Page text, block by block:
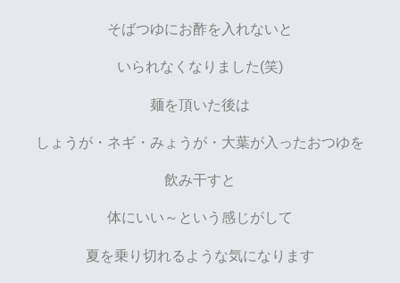
そばつゆにお酢を入れないと
いられなくなりました(笑)
麺を頂いた後は
しょうが・ネギ・みょうが・大葉が入ったおつゆを
飲み干すと
体にいい～という感じがして
夏を乗り切れるような気になります